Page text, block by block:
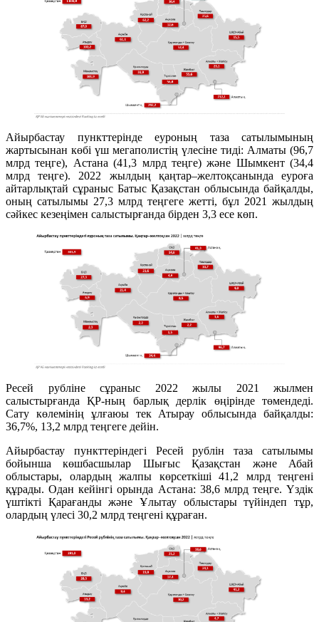
Айырбастау пункттерінде еуроның таза сатылымының
жартысынан көбі үш мегаполистің үлесіне тиді: Алматы (96,7
млрд теңге), Астана (41,3 млрд теңге) және Шымкент (34,4
млрд теңге). 2022 жылдың қаңтар–желтоқсанында еуроға
айтарлықтай сұраныс Батыс Қазақстан облысында байқалды,
оның сатылымы 27,3 млрд теңгеге жетті, бұл 2021 жылдың
сәйкес кезеңімен салыстырғанда бірден 3,3 есе көп.
Ресей рубліне сұраныс 2022 жылы 2021 жылмен
салыстырғанда ҚР-ның барлық дерлік өңірінде төмендеді.
Сату көлемінің ұлғаюы тек Атырау облысында байқалды:
36,7%, 13,2 млрд теңгеге дейін.
Айырбастау пункттеріндегі Ресей рублін таза сатылымы
бойынша көшбасшылар Шығыс Қазақстан және Абай
облыстары, олардың жалпы көрсеткіші 41,2 млрд теңгені
құрады. Одан кейінгі орында Астана: 38,6 млрд теңге. Үздік
үштікті Қарағанды ​​және Ұлытау облыстары түйіндеп тұр,
олардың үлесі 30,2 млрд теңгені құраған.